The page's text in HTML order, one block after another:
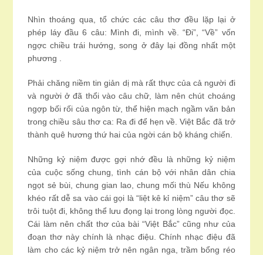
Nhìn thoáng qua, tổ chức các câu thơ đều lặp lại ở
phép láy đầu 6 câu: Mình đi, mình về. “Đi”, “Về” vốn
ngợc chiều trái hướng, song ở đây lại đồng nhất một
phương .
Phải chăng niềm tin giản dị mà rất thực của cả người đi
và người ở đã thổi vào câu chữ, làm nên chút choáng
ngợp bối rối của ngôn từ, thể hiện mạch ngầm văn bản
trong chiều sâu thơ ca: Ra đi để hẹn về. Việt Bắc đã trở
thành quê hương thứ hai của ngời cán bộ kháng chiến.
Những kỷ niệm được gợi nhớ đều là những kỷ niệm
của cuộc sống chung, tình cán bộ với nhân dân chia
ngọt sẻ bùi, chung gian lao, chung mối thù Nếu không
khéo rất dễ sa vào cái gọi là “liệt kê kỉ niệm” câu thơ sẽ
trôi tuột đi, không thể lưu đọng lại trong lòng người đọc.
Cái làm nên chất thơ của bài “Việt Bắc” cũng như của
đoạn thơ này chính là nhạc điệu. Chính nhạc điệu đã
làm cho các kỷ niệm trở nên ngân nga, trầm bổng réo